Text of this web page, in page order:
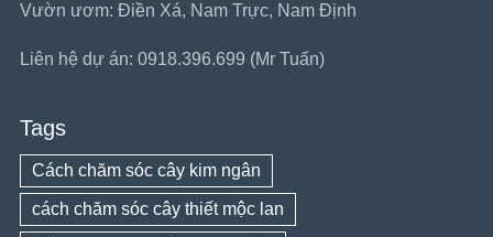
Vườn ươm: Điền Xá, Nam Trực, Nam Định
Liên hệ dự án: 0918.396.699 (Mr Tuấn)
Tags
Cách chăm sóc cây kim ngân
cách chăm sóc cây thiết mộc lan